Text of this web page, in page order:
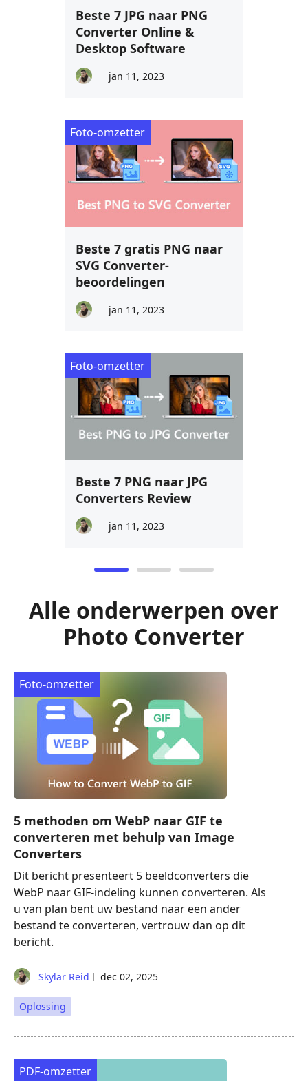
Beste 7 JPG naar PNG
Converter Online &
Desktop Software
jan 11, 2023
Beste 7 gratis PNG naar
SVG Converter-
beoordelingen
jan 11, 2023
Foto-omzetter
Beste 7 PNG naar JPG
Converters Review
jan 11, 2023
Foto-omzetter
Alle onderwerpen over
Photo Converter
Foto-omzetter
5 methoden om WebP naar GIF te
converteren met behulp van Image
Converters
Dit bericht presenteert 5 beeldconverters die
WebP naar GIF-indeling kunnen converteren. Als
u van plan bent uw bestand naar een ander
bestand te converteren, vertrouw dan op dit
bericht.
Skylar Reid dec 02, 2025
Oplossing
PDF-omzetter